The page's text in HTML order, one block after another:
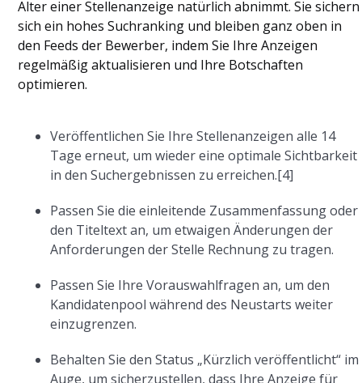
Alter einer Stellenanzeige natürlich abnimmt. Sie sichern
sich ein hohes Suchranking und bleiben ganz oben in
den Feeds der Bewerber, indem Sie Ihre Anzeigen
regelmäßig aktualisieren und Ihre Botschaften
optimieren.
Veröffentlichen Sie Ihre Stellenanzeigen alle 14
Tage erneut, um wieder eine optimale Sichtbarkeit
in den Suchergebnissen zu erreichen.[4]
Passen Sie die einleitende Zusammenfassung oder
den Titeltext an, um etwaigen Änderungen der
Anforderungen der Stelle Rechnung zu tragen.
Passen Sie Ihre Vorauswahlfragen an, um den
Kandidatenpool während des Neustarts weiter
einzugrenzen.
Behalten Sie den Status „Kürzlich veröffentlicht“ im
Auge, um sicherzustellen, dass Ihre Anzeige für